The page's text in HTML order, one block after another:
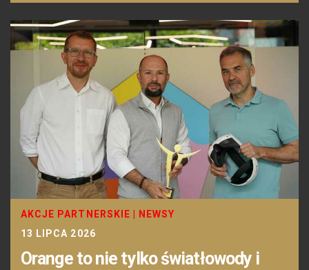
AKCJE PARTNERSKIE
NEWSY
13 LIPCA 2026
Orange to nie tylko światłowody i